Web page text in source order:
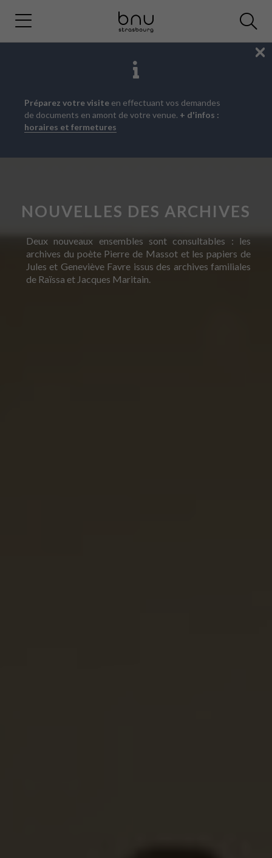
Aller
au
menu
Aller
au
contenu
Aller
à
la
Préparez votre visite en effectuant vos demandes
de documents en amont de votre venue. + d'infos :
horaires et fermetures
NOUVELLES DES ARCHIVES
Deux nouveaux ensembles sont consultables : les
archives du poète Pierre de Massot et les papiers de
Jules et Geneviève Favre issus des archives familiales
de Raïssa et Jacques Maritain.